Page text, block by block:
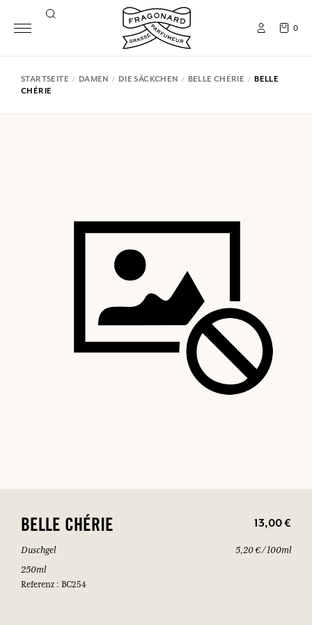
0
STARTSEITE DAMEN DIE SÄCKCHEN BELLE CHÉRIE
BELLE
CHÉRIE
BELLE CHÉRIE 13,00 €
Duschgel
250ml
Referenz : BC254
5,20 € / 100ml